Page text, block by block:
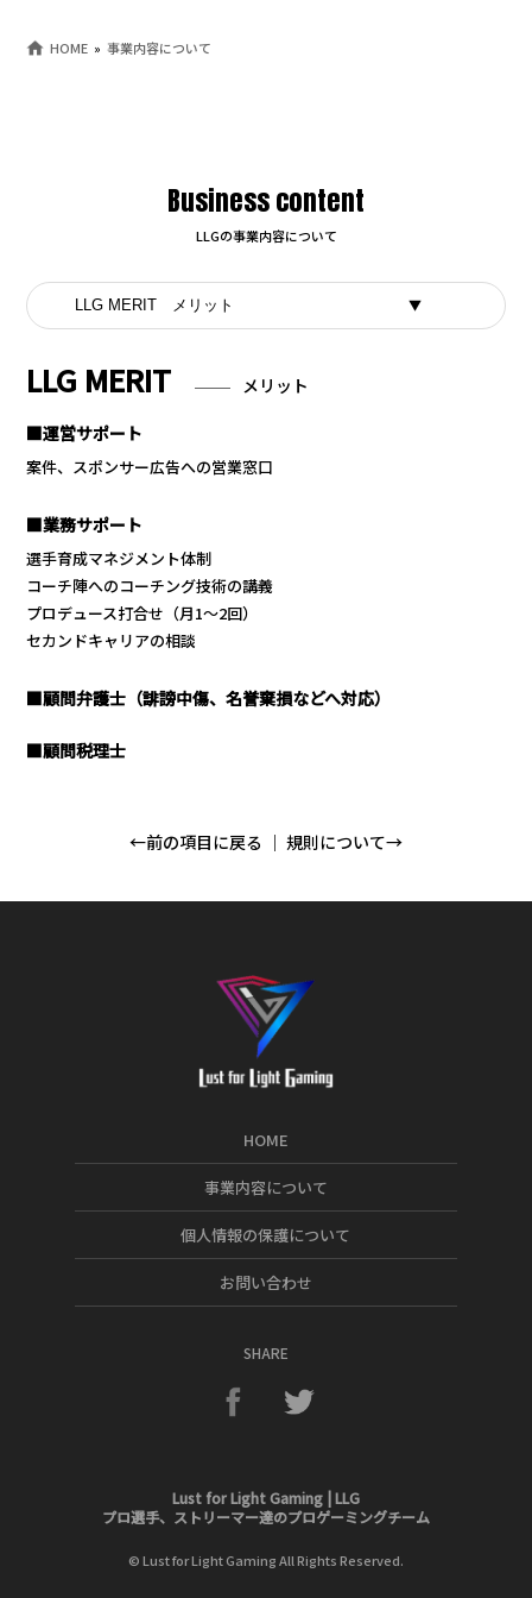
HOME 事業内容について
Business content
LLGの事業内容について
LLG MERIT
メリット
■運営サポート
案件、スポンサー広告への営業窓口
■業務サポート
選手育成マネジメント体制
コーチ陣へのコーチング技術の講義
プロデュース打合せ（月1〜2回）
セカンドキャリアの相談
■顧問弁護士（誹謗中傷、名誉棄損などへ対応）
■顧問税理士
←前の項目に戻る ｜ 規則について→
HOME
事業内容について
個人情報の保護について
お問い合わせ
SHARE
Lust for Light Gaming | LLG
プロ選手、ストリーマー達のプロゲーミングチーム
©Lust for Light GamingAll Rights Reserved.